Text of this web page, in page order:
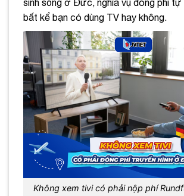
sinh sống ở Đức, nghĩa vụ đóng phí tự
bất kể bạn có dùng TV hay không.
Không xem tivi có phải nộp phí